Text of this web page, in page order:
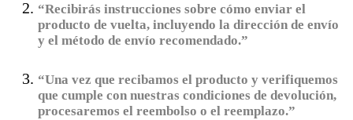
“Recibirás instrucciones sobre cómo enviar el
producto de vuelta, incluyendo la dirección de envío
y el método de envío recomendado.”
“Una vez que recibamos el producto y verifiquemos
que cumple con nuestras condiciones de devolución,
procesaremos el reembolso o el reemplazo.”